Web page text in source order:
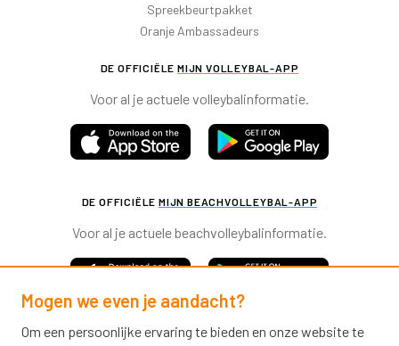
Spreekbeurtpakket
Oranje Ambassadeurs
DE OFFICIËLE MIJN VOLLEYBAL-APP
Voor al je actuele volleybalinformatie.
DE OFFICIËLE MIJN BEACHVOLLEYBAL-APP
Voor al je actuele beachvolleybalinformatie.
Mogen we even je aandacht?
Om een persoonlijke ervaring te bieden en onze website te